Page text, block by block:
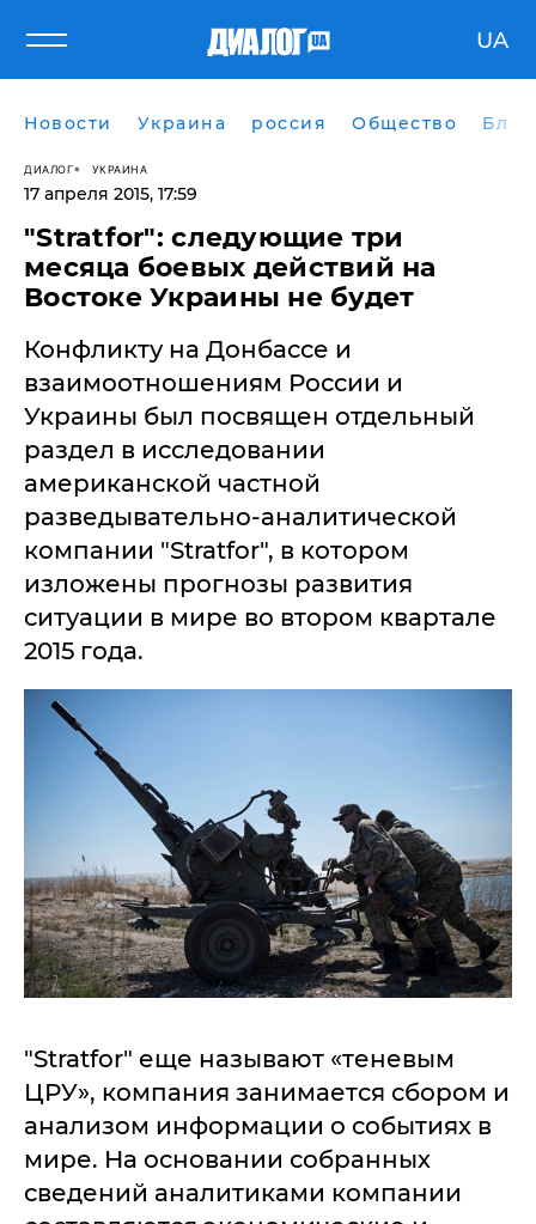
UA
Новости Украина россия Общество
ДИАЛОГ УКРАИНА
17 апреля 2015, 17:59
"Stratfor": следующие три
месяца боевых действий на
Востоке Украины не будет
Конфликту на Донбассе и
взаимоотношениям России и
Украины был посвящен отдельный
раздел в исследовании
американской частной
разведывательно-аналитической
компании "Stratfor", в котором
изложены прогнозы развития
ситуации в мире во втором квартале
2015 года.
"Stratfor" еще называют «теневым
ЦРУ», компания занимается сбором и
анализом информации о событиях в
мире. На основании собранных
сведений аналитиками компании